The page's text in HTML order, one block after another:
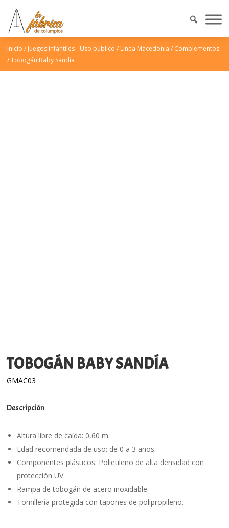
Inicio / Juegos infantiles - Uso público / Línea Macedonia / Complementos
/Tobogán Baby Sandía
TOBOGÁN BABY SANDÍA
GMAC03
Descripción
Altura libre de caída: 0,60 m.
Edad recomendada de uso: de 0 a 3 años.
Componentes plásticos: Polietileno de alta densidad con
protección UV.
Rampa de tobogán de acero inoxidable.
Tornillería protegida con tapones de polipropileno.